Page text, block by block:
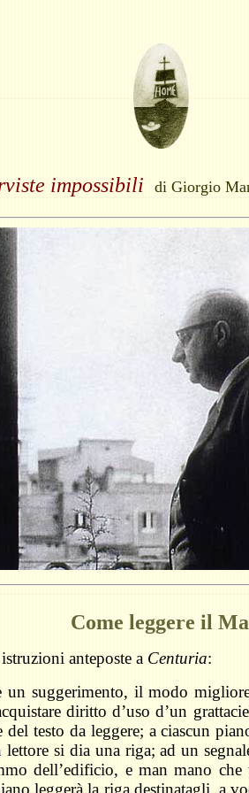
impossibili di Giorgio
Come leggere il
anteposte a Centuria:
un suggerimento, il modo
diritto d’uso d’un
testo da leggere; a ciascun
lettore si dia una riga; ad un
dell’edificio, e man mano
leggerà la riga destinatagli, a